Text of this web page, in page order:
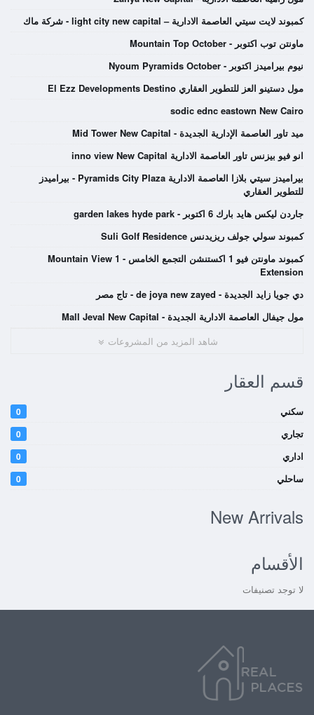
كمبوند لايت سيتي العاصمة الادارية – light city new capital - شركة ماك
ماونتن توب اكتوبر - Mountain Top October
نيوم بيراميدز اكتوبر - Nyoum Pyramids October
مول دستينو العز للتطوير العقاري El Ezz Developments Destino
sodic ednc eastown New Cairo
ميد تاور العاصمة الإدارية الجديدة - Mid Tower New Capital
انو فيو بيزنس تاور العاصمة الادارية inno view New Capital
بيراميدز سيتي بلازا العاصمة الادارية Pyramids City Plaza - بيراميدز
للتطوير العقاري
جاردن ليكس هايد بارك 6 اكتوبر - garden lakes hyde park
كمبوند سولي جولف ريزيدنس Suli Golf Residence
كمبوند ماونتن فيو 1 اكستنشن التجمع الخامس - Mountain View 1
Extension
دي جويا زايد الجديدة - de joya new zayed - تاج مصر
مول جيفال العاصمة الادارية الجديدة - Mall Jeval New Capital
شاهد المزيد من المشروعات
قسم العقار
سكني 0
تجاري 0
اداري 0
ساحلي 0
New Arrivals
الأقسام
لا توجد تصنيفات